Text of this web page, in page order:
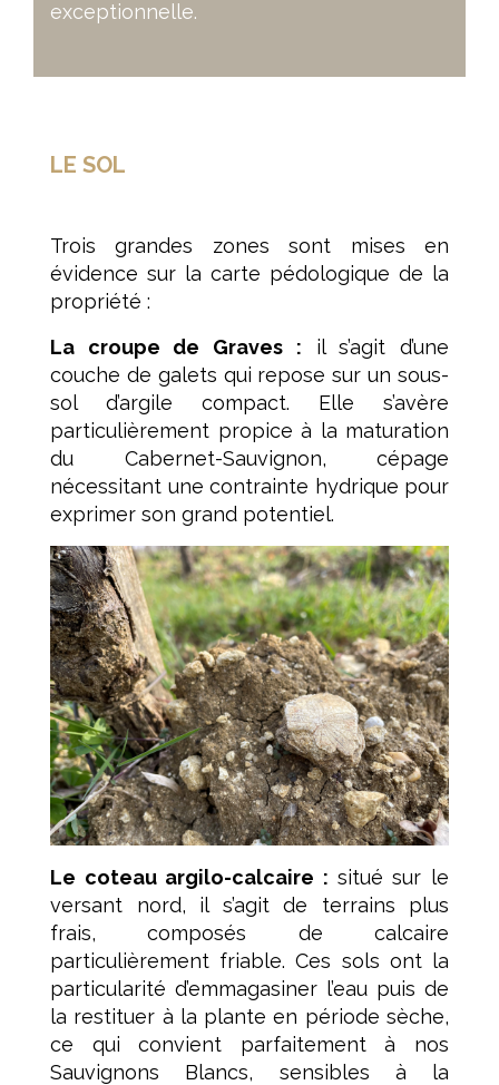
exceptionnelle.
LE SOL
Trois grandes zones sont mises en
évidence sur la carte pédologique de la
propriété :
La croupe de Graves : il s’agit d’une
couche de galets qui repose sur un sous-
sol d’argile compact. Elle s’avère
particulièrement propice à la maturation
du Cabernet-Sauvignon, cépage
nécessitant une contrainte hydrique pour
exprimer son grand potentiel.
Le coteau argilo-calcaire : situé sur le
versant nord, il s’agit de terrains plus
frais, composés de calcaire
particulièrement friable. Ces sols ont la
particularité d’emmagasiner l’eau puis de
la restituer à la plante en période sèche,
ce qui convient parfaitement à nos
Sauvignons Blancs, sensibles à la